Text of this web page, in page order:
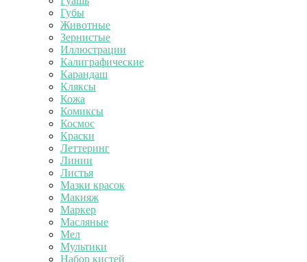
Губы
Животные
Зернистые
Иллюстрации
Калиграфические
Карандаш
Кляксы
Кожа
Комиксы
Космос
Краски
Леттеринг
Линии
Листья
Мазки красок
Макияж
Маркер
Масляные
Мел
Мультики
Набор кистей